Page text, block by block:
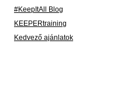
#KeepItAll Blog
KEEPERtraining
Kedvező ajánlatok